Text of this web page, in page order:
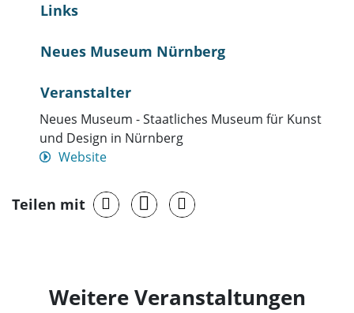
Links
Neues Museum Nürnberg
Veranstalter
Neues Museum - Staatliches Museum für Kunst
und Design in Nürnberg
Website
Teilen mit
Weitere Veranstaltungen